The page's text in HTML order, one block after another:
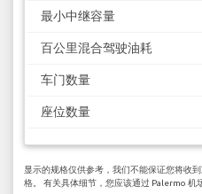
最小中继容量
百公里混合驾驶油耗
车门数量
座位数量
显示的规格仅供参考，我们不能保证您将收
格。 有关具体细节，您应该通过 Palermo 机